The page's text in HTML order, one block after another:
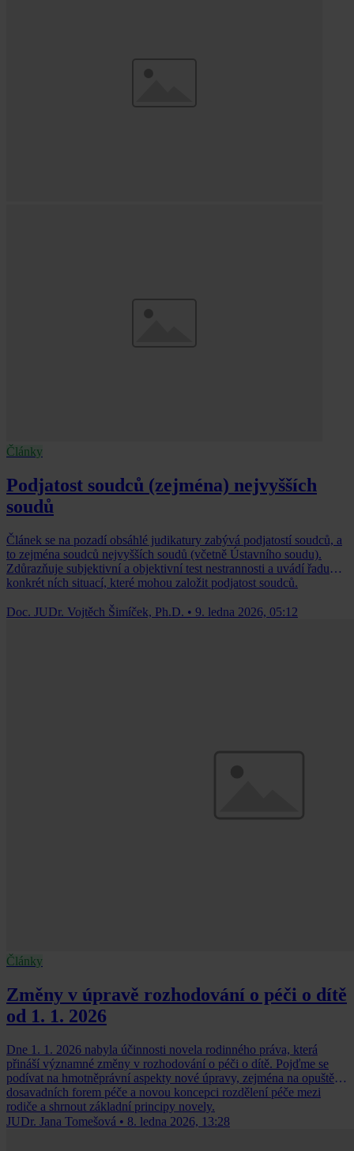
Články
Podjatost soudců (zejména) nejvyšších
soudů
Článek se na pozadí obsáhlé judikatury zabývá podjatostí soudců, a
to zejména soudců nejvyšších soudů (včetně Ústavního soudu).
Zdůrazňuje subjektivní a objektivní test nestrannosti a uvádí řadu
konkrét­ ních situací, které mohou založit podjatost soudců.
Doc. JUDr. Vojtěch Šimíček, Ph.D. • 9. ledna 2026, 05:12
Články
Změny v úpravě rozhodování o péči o dítě
od 1. 1. 2026
Dne 1. 1. 2026 nabyla účinnosti novela rodinného práva, která
přináší významné změny v rozhodování o péči o dítě. Pojďme se
podívat na hmotněprávní aspekty nové úpravy, zejména na opuštění
dosavadních forem péče a novou koncepci rozdělení péče mezi
rodiče a shrnout základní principy novely.
JUDr. Jana Tomešová • 8. ledna 2026, 13:28